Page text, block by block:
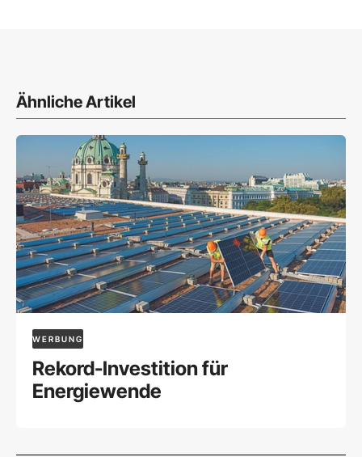
Ähnliche Artikel
WERBUNG
Rekord-Investition für
Energiewende